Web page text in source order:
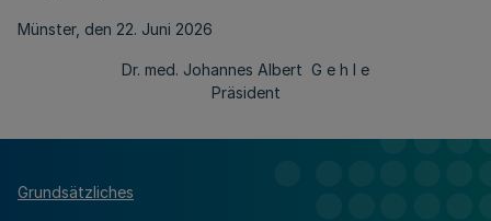
Münster, den 22. Juni 2026
Dr. med. Johannes Albert G e h l e
Präsident
Grundsätzliches